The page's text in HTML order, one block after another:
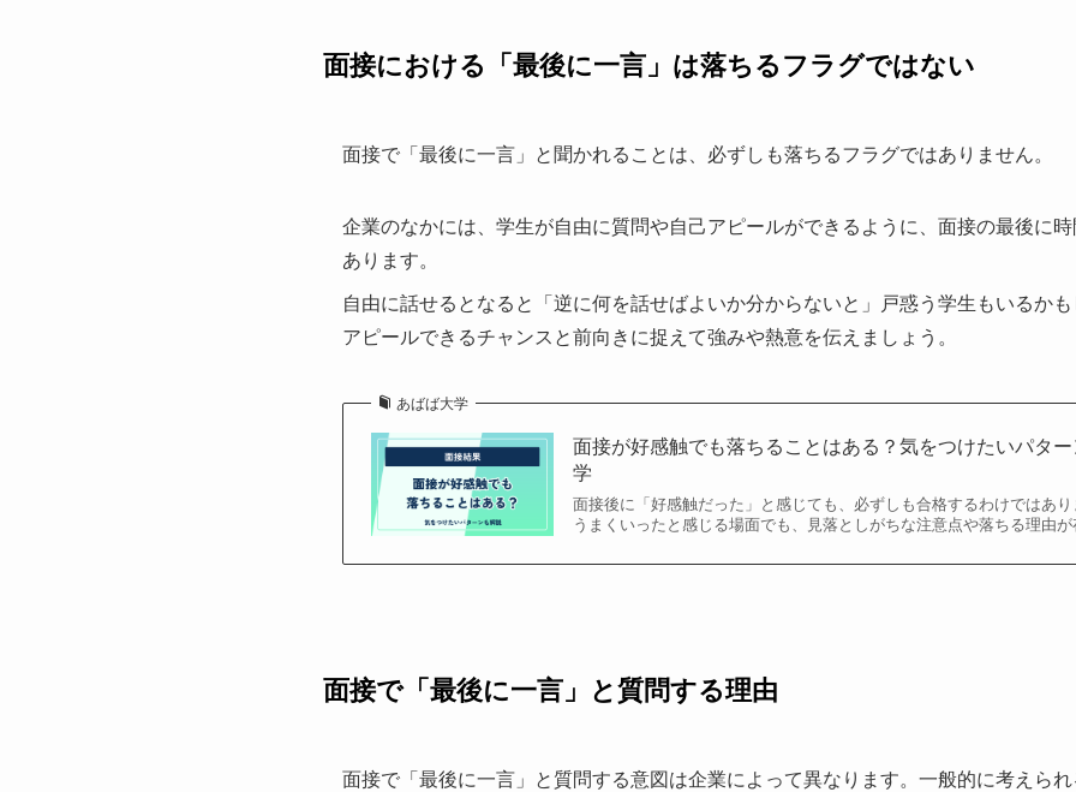
面接における「最後に一言」は落ちるフラグではない
面接で「最後に一言」と聞かれることは、必ずしも落ちるフラグではありません。
企業のなかには、学生が自由に質問や自己アピールができるように、面接の最後に
あります。
自由に話せるとなると「逆に何を話せばよいか分からないと」戸惑う学生もいるか
アピールできるチャンスと前向きに捉えて強みや熱意を伝えましょう。
あばば大学
面接が好感触でも落ちることはある？気をつけたいパタ
学
面接後に「好感触だった」と感じても、必ずしも合格するわけではあ
うまくいったと感じる場面でも、見落としがちな注意点や落ちる理由
面接で「最後に一言」と質問する理由
面接で「最後に一言」と質問する意図は企業によって異なります。一般的に考えら